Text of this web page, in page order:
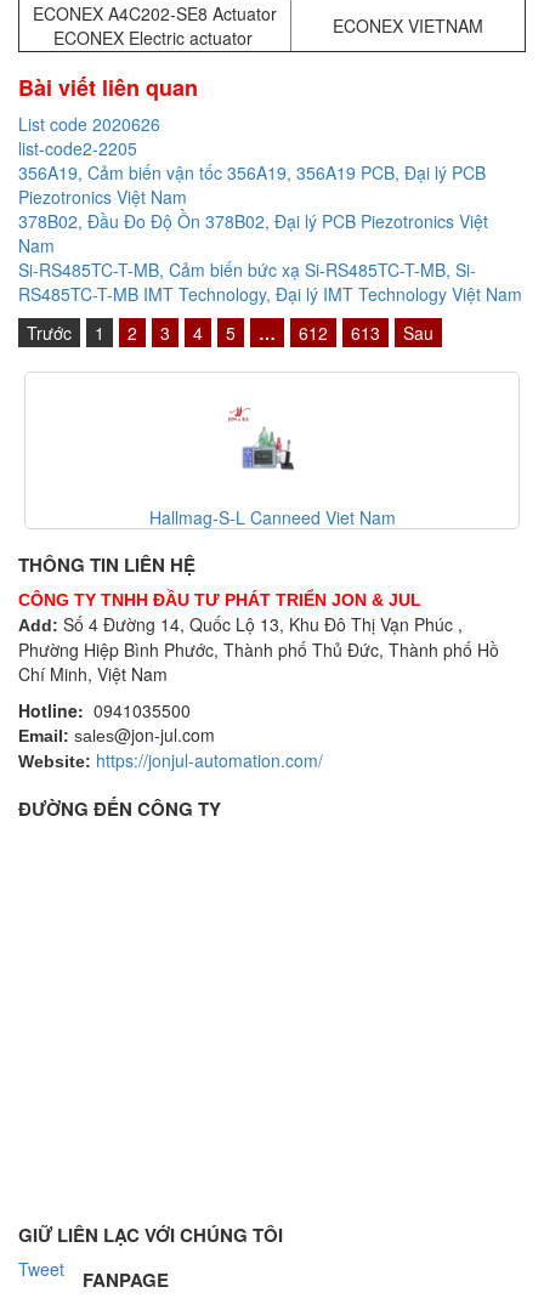
ECONEX A4C202-SE8 Actuator
ECONEX Electric actuator
ECONEX VIETNAM
Bài viết liên quan
List code 2020626
list-code2-2205
356A19, Cảm biến vận tốc 356A19, 356A19 PCB, Đại lý PCB
Piezotronics Việt Nam
378B02, Đầu Đo Độ Ồn 378B02, Đại lý PCB Piezotronics Việt
Nam
Si-RS485TC-T-MB, Cảm biến bức xạ Si-RS485TC-T-MB, Si-
RS485TC-T-MB IMT Technology, Đại lý IMT Technology Việt Nam
Trước
1 2 3 4 5 … 612 613 Sau
Hallmag-S-L Canneed Viet Nam
THÔNG TIN LIÊN HỆ
CÔNG TY TNHH ĐẦU TƯ PHÁT TRIỂN JON & JUL
Add: Số 4 Đường 14, Quốc Lộ 13, Khu Đô Thị Vạn Phúc ,
Phường Hiệp Bình Phước, Thành phố Thủ Đức, Thành phố Hồ
Chí Minh, Việt Nam
Hotline: 0941035500
Email: sales@jon-jul.com
Website: https://jonjul-automation.com/
ĐƯỜNG ĐẾN CÔNG TY
GIỮ LIÊN LẠC VỚI CHÚNG TÔI
Tweet FANPAGE